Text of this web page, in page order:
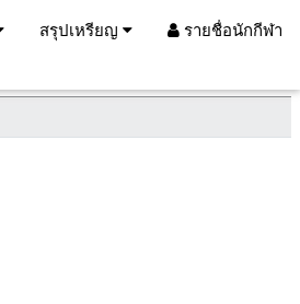
สรุปเหรียญ รายชื่อนักกีฬา